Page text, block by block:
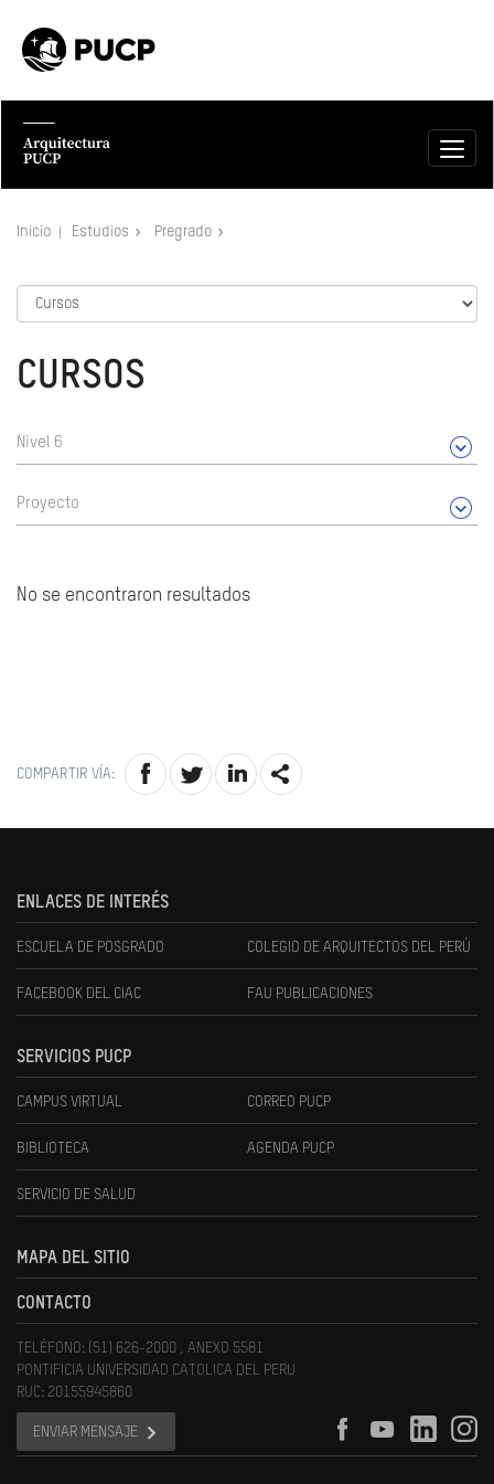
Inicio Estudios Pregrado
CURSOS
Nivel 6
Proyecto
No se encontraron resultados
COMPARTIR VÍA:
ENLACES DE INTERÉS
ESCUELA DE POSGRADO COLEGIO DE ARQUITECTOS DEL PERÚ
FACEBOOK DEL CIAC FAU PUBLICACIONES
SERVICIOS PUCP
CAMPUS VIRTUAL CORREO PUCP
BIBLIOTECA AGENDA PUCP
SERVICIO DE SALUD
MAPA DEL SITIO
CONTACTO
TELÉFONO: (51) 626-2000 , ANEXO 5581
PONTIFICIA UNIVERSIDAD CATOLICA DEL PERU
RUC: 20155945860
ENVIAR MENSAJE